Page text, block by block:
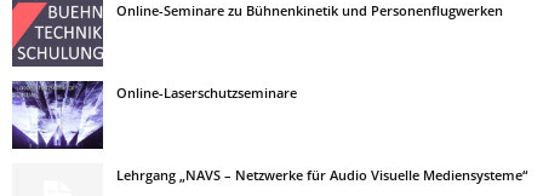
Online-Seminare zu Bühnenkinetik und Personenflugwerken
Online-Laserschutzseminare
Lehrgang „NAVS – Netzwerke für Audio Visuelle Mediensysteme“